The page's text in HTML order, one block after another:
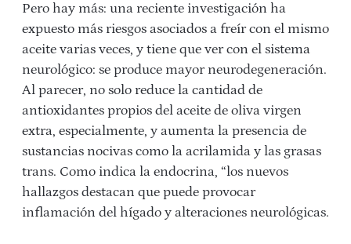
Pero hay más: una reciente investigación ha
expuesto más riesgos asociados a freír con el mismo
aceite varias veces, y tiene que ver con el sistema
neurológico: se produce mayor neurodegeneración.
Al parecer, no solo reduce la cantidad de
antioxidantes propios del aceite de oliva virgen
extra, especialmente, y aumenta la presencia de
sustancias nocivas como la acrilamida y las grasas
trans. Como indica la endocrina, “los nuevos
hallazgos destacan que puede provocar
inflamación del hígado y alteraciones neurológicas.